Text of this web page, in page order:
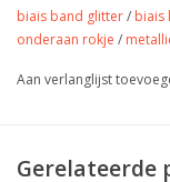
biais band glitter/ biais
onderaan rokje /
Aan verlanglijst
Gerelateerde